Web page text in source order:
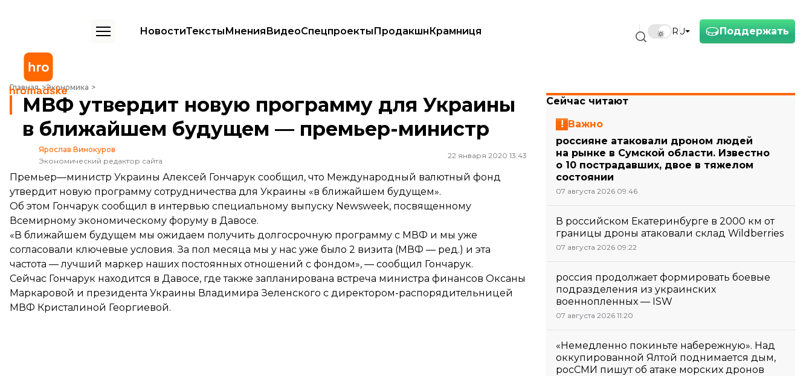
Поддержать
RU
НовостиТекстыМненияВидеоСпецпроектыПродакшнКрамниця
Главная Экономика
МВФ утвердит новую программу для Украины в ближайшем будущем — премьер-министр
МВФ утвердит новую программу для Украины
в ближайшем будущем — премьер-министр
Ярослав Винокуров
Экономический редактор сайта
22 января 2020 13:43
Премьер—министр Украины Алексей Гончарук сообщил, что Международный валютный фонд
утвердит новую программу сотрудничества для Украины «в ближайшем будущем».
Об этом Гончарук сообщил в интервью специальному выпуску Newsweek, посвященному
Всемирному экономическому форуму в Давосе.
«В ближайшем будущем мы ожидаем получить долгосрочную программу с МВФ и мы уже
согласовали ключевые условия. За пол месяца мы у нас уже было 2 визита (МВФ — ред.) и эта
частота — лучший маркер наших постоянных отношений с фондом», — сообщил Гончарук.
Сейчас Гончарук находится в Давосе, где также запланирована встреча министра финансов Оксаны
Маркаровой и президента Украины Владимира Зеленского с директором-распорядительницей
МВФ Кристалиной Георгиевой.
Сейчас читают
Важно
россияне атаковали дроном людей
на рынке в Сумской области. Известно
о 10 пострадавших, двое в тяжелом
состоянии
07 августа 2026 09:46
В российском Екатеринбурге в 2000 км от
границы дроны атаковали склад Wildberries
07 августа 2026 09:22
россия продолжает формировать боевые
подразделения из украинских
военнопленных — ISW
07 августа 2026 11:20
«Немедленно покиньте набережную». Над
оккупированной Ялтой поднимается дым,
росСМИ пишут об атаке морских дронов